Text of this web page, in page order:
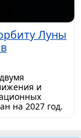
Луны
и
на 2027 год.